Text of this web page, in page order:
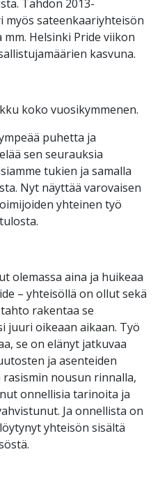
Tahdon 2013-
myös sateenkaariyhteisön
Helsinki Pride viikon
kasvuna.
koko vuosikymmenen.
puhetta ja
sen seurauksia
tukien ja samalla
Nyt näyttää varovaisen
yhteinen työ
olemassa aina ja huikeaa
– yhteisöllä on ollut sekä
rakentaa se
juuri oikeaan aikaan. Työ
se on elänyt jatkuvaa
ja asenteiden
nousun rinnalla,
onnellisia tarinoita ja
Ja onnellista on
yhteisön sisältä